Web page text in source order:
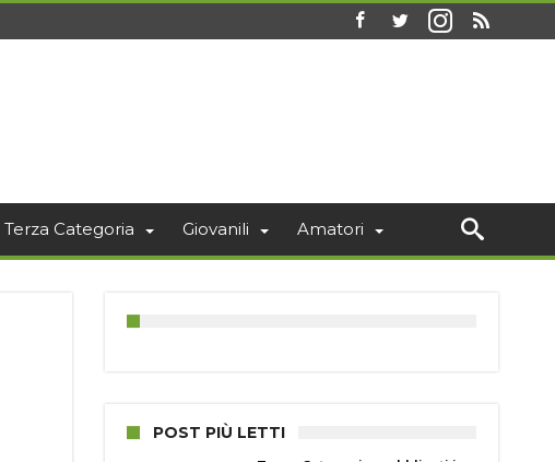
Terza Categoria Giovanili Amatori
POST PIÙ LETTI